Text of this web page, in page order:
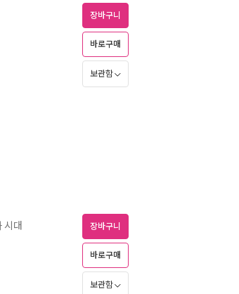
장바구니
바로구매
보관함
시대 장바구니
바로구매
보관함